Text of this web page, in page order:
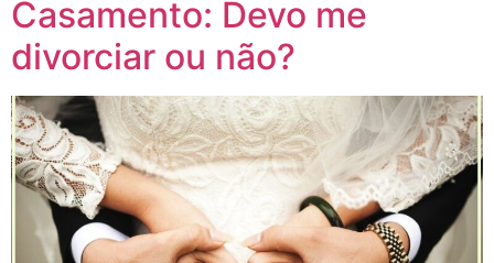
Casamento: Devo me
divorciar ou não?